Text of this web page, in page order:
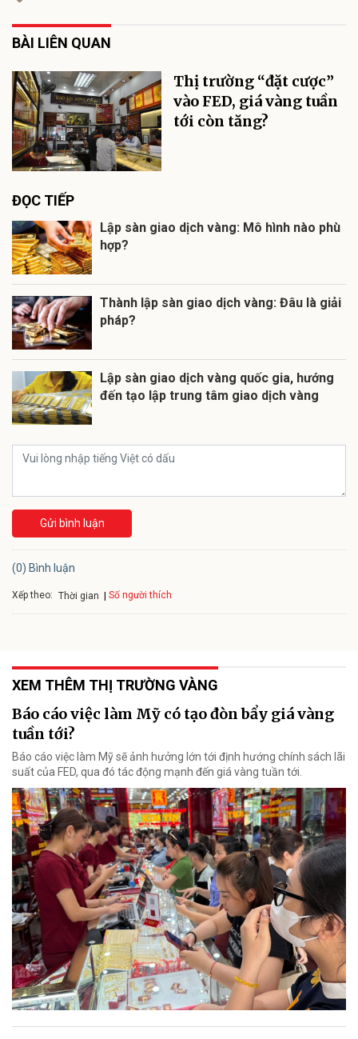
BÀI LIÊN QUAN
Thị trường “đặt cược”
vào FED, giá vàng tuần
tới còn tăng?
ĐỌC TIẾP
Lập sàn giao dịch vàng: Mô hình nào phù
hợp?
Thành lập sàn giao dịch vàng: Đâu là giải
pháp?
Lập sàn giao dịch vàng quốc gia, hướng
đến tạo lập trung tâm giao dịch vàng
Gửi bình luận
(0) Bình luận
Xếp theo: Thời gian Số người thích
XEM THÊM THỊ TRƯỜNG VÀNG
Báo cáo việc làm Mỹ có tạo đòn bẩy giá vàng
tuần tới?
Báo cáo việc làm Mỹ sẽ ảnh hưởng lớn tới định hướng chính sách lãi
suất của FED, qua đó tác động mạnh đến giá vàng tuần tới.